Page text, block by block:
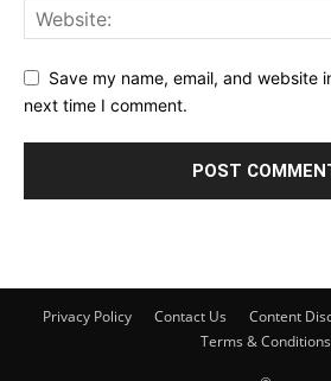
Save my name, email, and website
next time I comment.
Privacy Policy Contact Us Content
Terms & Conditions